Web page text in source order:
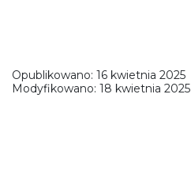
Opublikowano: 16 kwietnia 2025
Modyfikowano: 18 kwietnia 2025